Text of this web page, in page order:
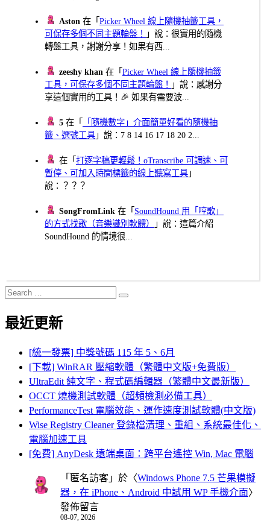
Aston 在「Picker Wheel 線上隨機抽籤工具，
可保存多個不同主題輪盤！
」說：很實用的隨機
轉盤工具，謝謝分享！如果有西...
zeeshy khan 在「Picker Wheel 線上隨機抽籤
工具，可保存多個不同主題輪盤！
」說：感謝分
享這個實用的工具！🎉 如果有需要波...
5 在「
「隨機數字」介面簡單好看的隨機抽
籤、選號工具 」說：7 8 14 16 17 18 20 2...
在「打逐字稿更輕鬆！oTranscribe 可調速、可
暫停、可加入時間標籤的線上聽寫工具 」
說：？？？
SongFromLink 在「 SoundHound 用「哼歌」
的方式找歌（音樂識別軟體）
」說：這篇介紹
SoundHound 的情境很...
Search
for:
Search
最近更新
[統一發票] 中獎號碼 115 年 5、6月
[下載] WinRAR 壓縮軟體（繁體中文版+免費版）
UltraEdit 純文字、程式碼編輯器（繁體中文最新版）
OCCT 燒機測試軟體（超頻檢測必備工具）
PerformanceTest 電腦效能、運作速度測試軟體(中文版)
Wise Registry Cleaner 登錄檔清理、重組、系統最佳化、
電腦加速工具
[免費] AnyDesk 遠端桌面：跨平台遙控 Win, Mac 電腦
「 匿名訪客 」於〈Windows Phone 7.5 芒果模擬
器，在 iPhone、Android 中試用 WP 手機介面〉
發佈留言
08-07, 2026